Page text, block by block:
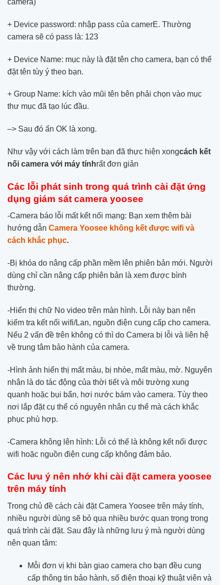
camera)
+ Device password: nhập pass của camerE. Thường
camera sẽ có pass là: 123
+ Device Name: mục này là đặt tên cho camera, bạn có thể
đặt tên tùy ý theo bạn.
+ Group Name: kích vào mũi tên bên phải chọn vào mục
thư mục đã tạo lúc đầu.
–> Sau đó ấn OK là xong.
Như vậy với cách làm trên bạn đã thực hiện xongcách kết
nối camera với máy tínhrất đơn giản
Các lỗi phát sinh trong quá trình cài đặt ứng
dụng giám sát camera yoosee
-Camera báo lỗi mất kết nối mạng: Bạn xem thêm bài
hướng dẫn Camera Yoosee không kết được wifi và
cách khắc phục.
-Bị khóa do nâng cấp phần mềm lên phiên bản mới. Người
dùng chỉ cần nâng cấp phiên bản là xem được bình
thường.
-Hiển thị chữ No video trên màn hình. Lỗi này bạn nên
kiểm tra kết nối wifi/Lan, nguồn điện cung cấp cho camera.
Nếu 2 vấn đề trên không có thì do Camera bị lỗi và liên hệ
về trung tâm bảo hành của camera.
-Hình ảnh hiển thị mất màu, bị nhòe, mất màu, mờ. Nguyên
nhân là do tác động của thời tiết và môi trường xung
quanh hoặc bụi bẩn, hơi nước bám vào camera. Tùy theo
nơi lắp đặt cụ thể có nguyên nhân cụ thể mà cách khắc
phục phù hợp.
-Camera không lên hình: Lỗi có thể là không kết nối được
wifi hoặc nguồn điện cung cấp không đảm bảo.
Các lưu ý nên nhớ khi cài đặt camera yoosee
trên máy tính
Trong chủ đề cách cài đặt Camera Yoosee trên máy tính,
nhiều người dùng sẽ bỏ qua nhiều bước quan trọng trong
quá trình cài đặt. Sau đây là những lưu ý mà người dùng
nên quan tâm:
Mỗi đơn vị khi bàn giao camera cho bạn đều cung
cấp thông tin bảo hành, số điện thoại kỹ thuật viên và